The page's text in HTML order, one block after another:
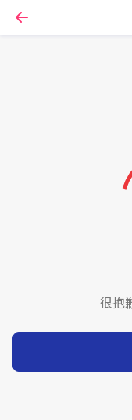
很抱